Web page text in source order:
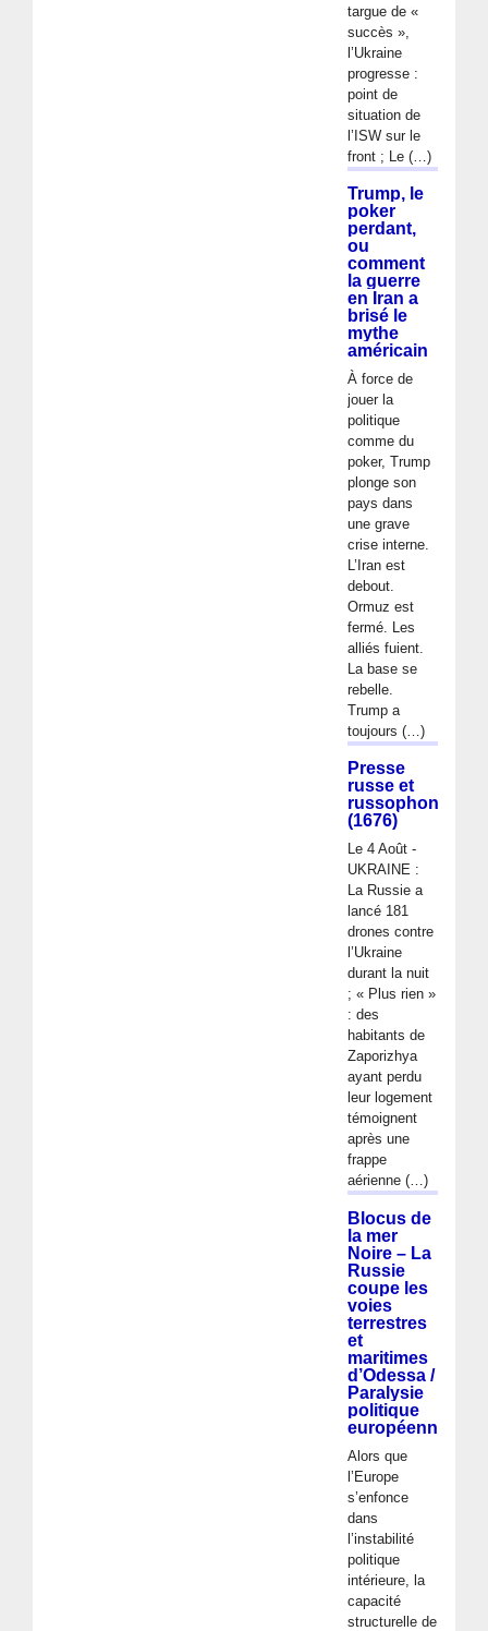
targue de «
succès »,
l’Ukraine
progresse :
point de
situation de
l’ISW sur le
front ; Le (…)
Trump, le
poker
perdant,
ou
comment
la guerre
en Iran a
brisé le
mythe
américain
À force de
jouer la
politique
comme du
poker, Trump
plonge son
pays dans
une grave
crise interne.
L’Iran est
debout.
Ormuz est
fermé. Les
alliés fuient.
La base se
rebelle.
Trump a
toujours (…)
Presse
russe et
russophone
(1676)
Le 4 Août -
UKRAINE :
La Russie a
lancé 181
drones contre
l’Ukraine
durant la nuit
; « Plus rien »
: des
habitants de
Zaporizhya
ayant perdu
leur logement
témoignent
après une
frappe
aérienne (…)
Blocus de
la mer
Noire – La
Russie
coupe les
voies
terrestres
et
maritimes
d’Odessa /
Paralysie
politique
européenne
Alors que
l’Europe
s’enfonce
dans
l’instabilité
politique
intérieure, la
capacité
structurelle de